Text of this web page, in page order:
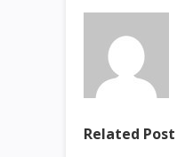
Related Post